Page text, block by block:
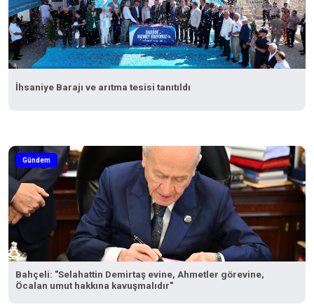
İhsaniye Barajı ve arıtma tesisi tanıtıldı
Gündem
Bahçeli: "Selahattin Demirtaş evine, Ahmetler görevine,
Öcalan umut hakkına kavuşmalıdır"